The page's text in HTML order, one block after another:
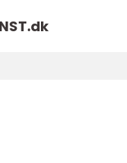
dk